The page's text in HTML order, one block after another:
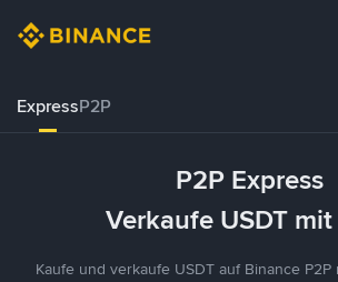
ExpressP2P
P2P Express
Verkaufe USDT mit
Kaufe und verkaufe USDT auf Binance